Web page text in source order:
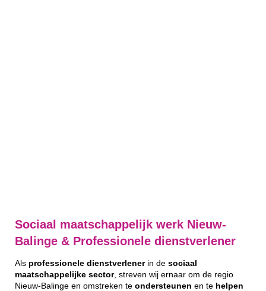
Sociaal maatschappelijk werk Nieuw-
Balinge & Professionele dienstverlener
Als professionele dienstverlenerin de sociaal
maatschappelijke sector, streven wij ernaar om de regio
Nieuw-Balinge en omstreken te ondersteunen en te helpen